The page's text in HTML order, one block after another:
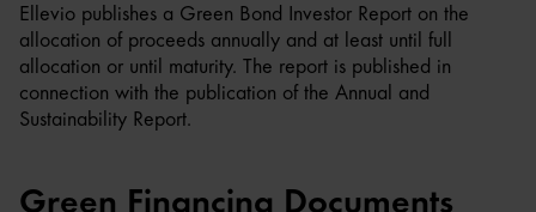
Ellevio publishes a Green Bond Investor Report on the
allocation of proceeds annually and at least until full
allocation or until maturity. The report is published in
connection with the publication of the Annual and
Sustainability Report.
Green Financing Documents